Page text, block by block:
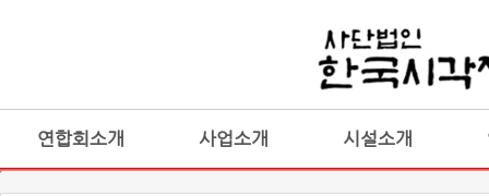
연합회소개 사업소개 시설소개